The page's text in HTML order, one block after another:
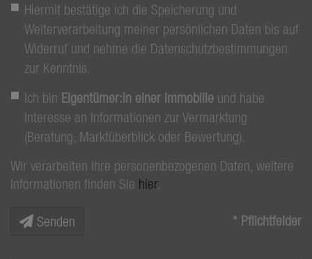
Hiermit bestätige ich die Speicherung und
Weiterverarbeitung meiner persönlichen Daten bis auf
Widerruf und nehme die Datenschutzbestimmungen
zur Kenntnis.
Ich bin Eigentümer:in einer Immobilie und habe
Interesse an Informationen zur Vermarktung
(Beratung, Marktüberblick oder Bewertung).
Wir verarbeiten Ihre personenbezogenen Daten, weitere
Informationen finden Sie hier.
Senden * Pflichtfelder